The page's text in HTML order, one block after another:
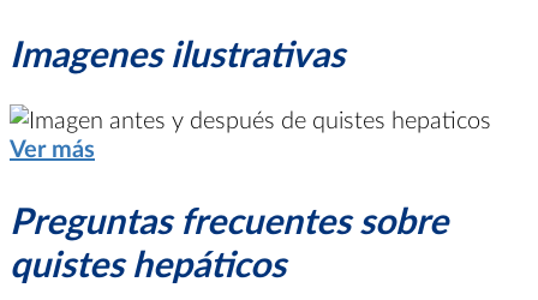
Imagenes ilustrativas
Ver más
Preguntas frecuentes sobre
quistes hepáticos